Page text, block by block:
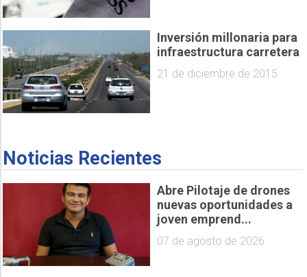
Inversión millonaria para
infraestructura carretera
21 de diciembre de 2015
Noticias Recientes
Abre Pilotaje de drones
nuevas oportunidades a
joven emprend...
07 de agosto de 2026